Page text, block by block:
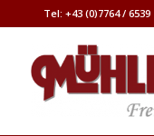
Tel:+43 (0)7764 / 6539